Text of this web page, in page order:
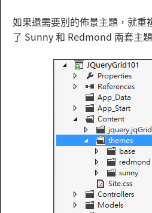
如果還需要別的佈景主題，就重
了 Sunny 和 Redmond 兩套主